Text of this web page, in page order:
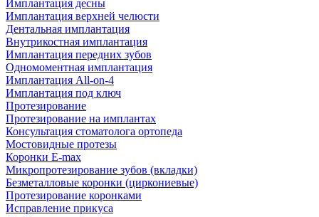
Имплантация десны
Имплантация верхней челюсти
Дентальная имплантация
Внутрикостная имплантация
Имплантация передних зубов
Одномоментная имплантация
Имплантация All-on-4
Имплантация под ключ
Протезирование
Протезирование на имплантах
Консультация стоматолога ортопеда
Мостовидные протезы
Коронки E-max
Микропротезирование зубов (вкладки)
Безметалловые коронки (циркониевые)
Протезирование коронками
Исправление прикуса